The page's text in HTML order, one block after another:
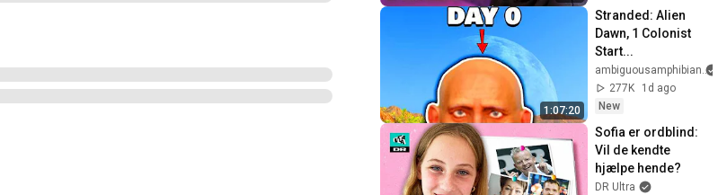
1:07:20
Stranded: Alien
Dawn, 1 Colonist
Start...
ambiguousamphibian
277K
1d ago
New
Sofia er ordblind:
Vil de kendte
hjælpe hende?
DR Ultra